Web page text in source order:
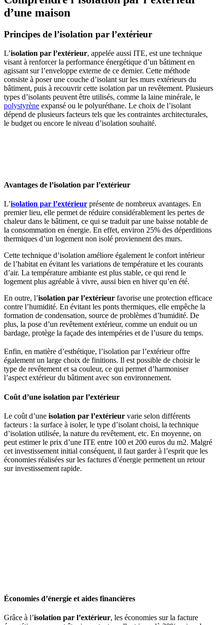
d’une maison
Principes de l’isolation par l’extérieur
L’isolation par l’extérieur, appelée aussi ITE, est une technique
visant à renforcer la performance énergétique d’un bâtiment en
agissant sur l’enveloppe externe de ce dernier. Cette méthode
consiste à poser une couche d’isolant sur les murs extérieurs du
bâtiment, puis à recouvrir cette isolation par un revêtement. Plusieurs
types d’isolants peuvent être utilisés, comme la laine minérale, le
polystyrène expansé ou le polyuréthane. Le choix de l’isolant
dépend de plusieurs facteurs tels que les contraintes architecturales,
le budget ou encore le niveau d’isolation souhaité.
Avantages de l’isolation par l’extérieur
L’isolation par l’extérieur présente de nombreux avantages. En
premier lieu, elle permet de réduire considérablement les pertes de
chaleur dans le bâtiment, ce qui se traduit par une baisse notable de
la consommation en énergie. En effet, environ 25% des déperditions
thermiques d’un logement non isolé proviennent des murs.
Cette technique d’isolation améliore également le confort intérieur
de l’habitat en évitant les variations de température et les courants
d’air. La température ambiante est plus stable, ce qui rend le
logement plus agréable à vivre, aussi bien en hiver qu’en été.
En outre, l’isolation par l’extérieur favorise une protection efficace
contre l’humidité. En évitant les ponts thermiques, elle empêche la
formation de condensation, source de problèmes d’humidité. De
plus, la pose d’un revêtement extérieur, comme un enduit ou un
bardage, protège la façade des intempéries et de l’usure du temps.
Enfin, en matière d’esthétique, l’isolation par l’extérieur offre
également un large choix de finitions. Il est possible de choisir le
type de revêtement et sa couleur, ce qui permet d’harmoniser
l’aspect extérieur du bâtiment avec son environnement.
Coût d’une isolation par l’extérieur
Le coût d’une isolation par l’extérieur varie selon différents
facteurs : la surface à isoler, le type d’isolant choisi, la technique
d’isolation utilisée, la nature du revêtement, etc. En moyenne, on
peut estimer le prix d’une ITE entre 100 et 200 euros du m2. Malgré
cet investissement initial conséquent, il faut garder à l’esprit que les
économies réalisées sur les factures d’énergie permettent un retour
sur investissement rapide.
Économies d’énergie et aides financières
Grâce à l’isolation par l’extérieur, les économies sur la facture